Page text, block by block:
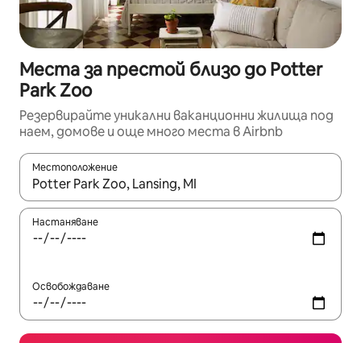
Места за престой близо до Potter
Park Zoo
Резервирайте уникални ваканционни жилища под
наем, домове и още много места в Airbnb
Местоположение
Когато резултатите се покажат, използвайте
Настаняване
Освобождаване